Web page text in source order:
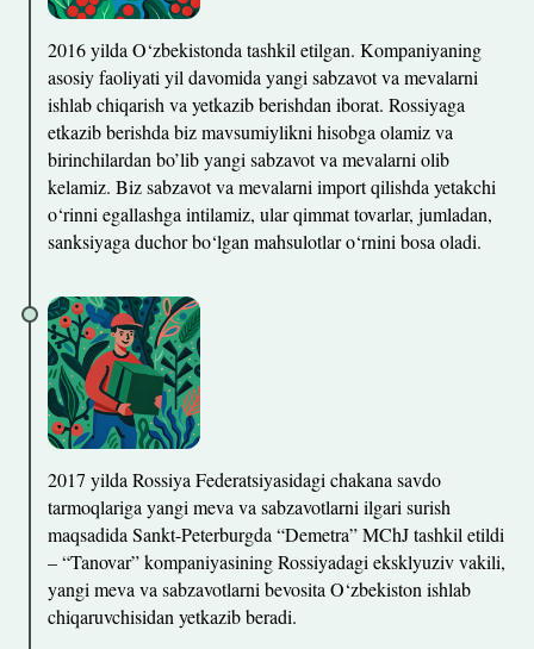
2016 yilda O‘zbekistonda tashkil etilgan. Kompaniyaning
asosiy faoliyati yil davomida yangi sabzavot va mevalarni
ishlab chiqarish va yetkazib berishdan iborat. Rossiyaga
etkazib berishda biz mavsumiylikni hisobga olamiz va
birinchilardan bo’lib yangi sabzavot va mevalarni olib
kelamiz. Biz sabzavot va mevalarni import qilishda yetakchi
o‘rinni egallashga intilamiz, ular qimmat tovarlar, jumladan,
sanksiyaga duchor bo‘lgan mahsulotlar o‘rnini bosa oladi.
2017 yilda Rossiya Federatsiyasidagi chakana savdo
tarmoqlariga yangi meva va sabzavotlarni ilgari surish
maqsadida Sankt-Peterburgda “Demetra” MChJ tashkil etildi
– “Tanovar” kompaniyasining Rossiyadagi eksklyuziv vakili,
yangi meva va sabzavotlarni bevosita O‘zbekiston ishlab
chiqaruvchisidan yetkazib beradi.